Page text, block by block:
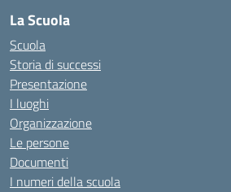
La Scuola
Scuola
Storia di successi
Presentazione
I luoghi
Organizzazione
Le persone
Documenti
I numeri della scuola